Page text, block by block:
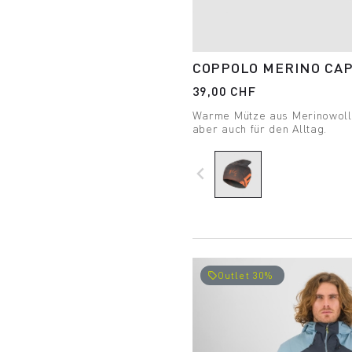
COPPOLO MERINO CAP
39,00 CHF
Warme Mütze aus
aber auch für den Alltag.
navigate_before
local_offerOutlet 30%